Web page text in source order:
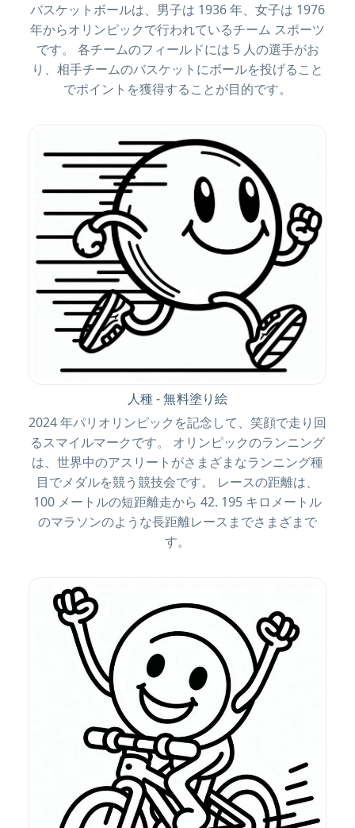
バスケットボールは、男子は 1936 年、女子は 1976
年からオリンピックで行われているチーム スポーツ
です。 各チームのフィールドには 5 人の選手がお
り、相手チームのバスケットにボールを投げること
でポイントを獲得することが目的です。
人種 - 無料塗り絵
2024 年パリオリンピックを記念して、笑顔で走り回
るスマイルマークです。 オリンピックのランニング
は、世界中のアスリートがさまざまなランニング種
目でメダルを競う競技会です。 レースの距離は、
100 メートルの短距離走から 42. 195 キロメートル
のマラソンのような長距離レースまでさまざまで
す。